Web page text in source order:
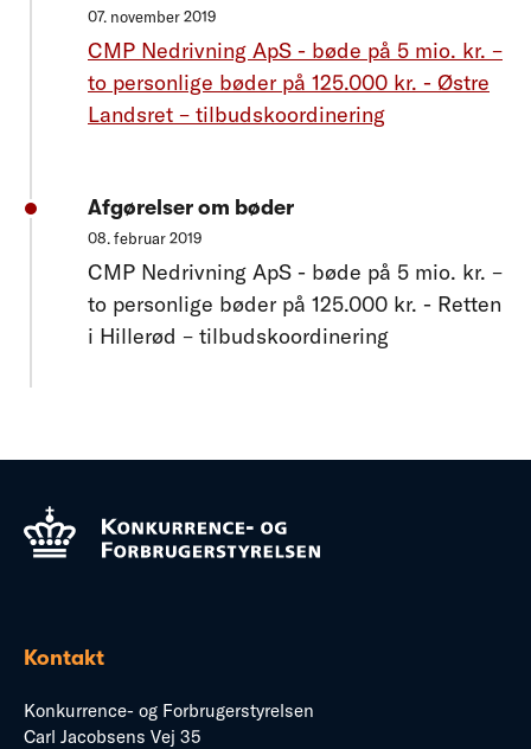
07. november 2019
CMP Nedrivning ApS - bøde på 5 mio. kr. –
to personlige bøder på 125.000 kr. - Østre
Landsret – tilbudskoordinering
Afgørelser om bøder
08. februar 2019
CMP Nedrivning ApS - bøde på 5 mio. kr. –
to personlige bøder på 125.000 kr. - Retten
i Hillerød – tilbudskoordinering
Kontakt
Konkurrence- og Forbrugerstyrelsen
Carl Jacobsens Vej 35